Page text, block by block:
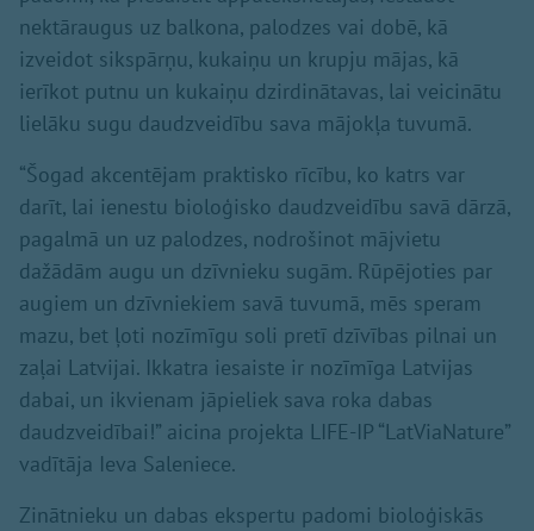
nektāraugus uz balkona, palodzes vai dobē, kā
izveidot sikspārņu, kukaiņu un krupju mājas, kā
ierīkot putnu un kukaiņu dzirdinātavas, lai veicinātu
lielāku sugu daudzveidību sava mājokļa tuvumā.
“Šogad akcentējam praktisko rīcību, ko katrs var
darīt, lai ienestu bioloģisko daudzveidību savā dārzā,
pagalmā un uz palodzes, nodrošinot mājvietu
dažādām augu un dzīvnieku sugām. Rūpējoties par
augiem un dzīvniekiem savā tuvumā, mēs speram
mazu, bet ļoti nozīmīgu soli pretī dzīvības pilnai un
zaļai Latvijai. Ikkatra iesaiste ir nozīmīga Latvijas
dabai, un ikvienam jāpieliek sava roka dabas
daudzveidībai!” aicina projekta LIFE-IP “LatViaNature”
vadītāja Ieva Saleniece.
Zinātnieku un dabas ekspertu padomi bioloģiskās